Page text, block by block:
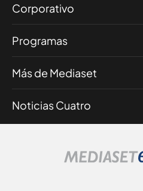
Corporativo
Programas
Más de Mediaset
Noticias Cuatro